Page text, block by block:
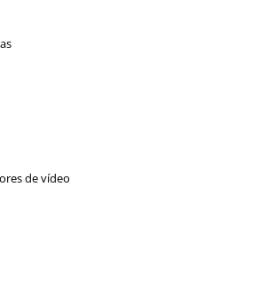
de vídeo